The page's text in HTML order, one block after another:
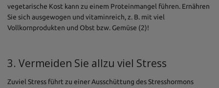
vegetarische Kost kann zu einem Proteinmangel führen. Ernähren
Sie sich ausgewogen und vitaminreich, z. B. mit viel
Vollkornprodukten und Obst bzw. Gemüse (2)!
3. Vermeiden Sie allzu viel Stress
Zuviel Stress führt zu einer Ausschüttung des Stresshormons